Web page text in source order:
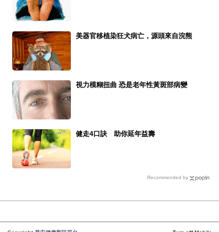
美器官移植染狂犬病亡，源頭來自浣熊
視力模糊扭曲 恐是老年性黃斑部病變
健走4口訣 助你延年益壽
Recommended by